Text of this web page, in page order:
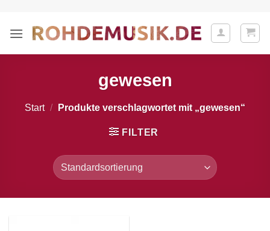
springen
gewesen
Start / Produkte verschlagwortet mit „gewesen“
FILTER